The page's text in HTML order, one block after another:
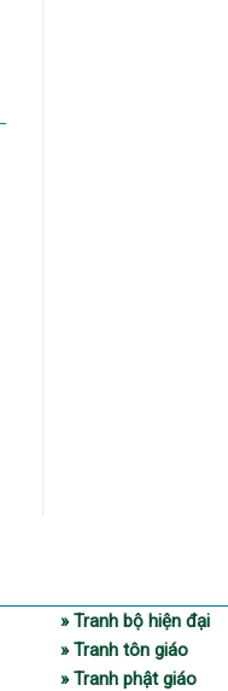
» Tranh bộ hiện đại
» Tranh tôn giáo
» Tranh phật giáo